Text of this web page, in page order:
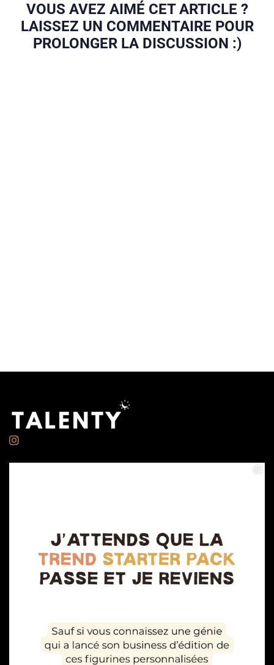
VOUS AVEZ AIMÉ CET ARTICLE ?
LAISSEZ UN COMMENTAIRE POUR
PROLONGER LA DISCUSSION :)